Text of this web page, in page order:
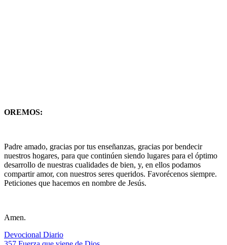
OREMOS:
Padre amado, gracias por tus enseñanzas, gracias por bendecir
nuestros hogares, para que continúen siendo lugares para el óptimo
desarrollo de nuestras cualidades de bien, y, en ellos podamos
compartir amor, con nuestros seres queridos. Favorécenos siempre.
Peticiones que hacemos en nombre de Jesús.
Amen.
Devocional Diario